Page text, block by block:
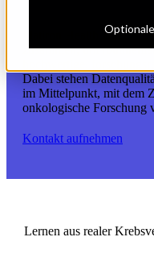
Flatiron Health arbeitet
zusammen, um
hochwertige,
Dabei stehen
im Mittelpunkt, mit dem
onkologische Forschung
Kontakt aufnehmen
Lernen aus realer